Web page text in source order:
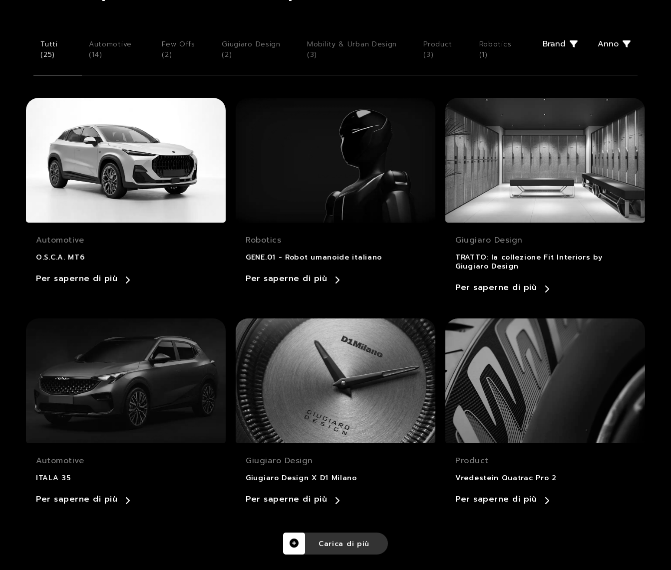
Tutti
(25)
Automotive
(14)
Few Offs
(2)
Giugiaro Design
(2)
Mobility & Urban Design
(3)
Product
(3)
Robotics
(1)
Brand Anno
Automotive
O.S.C.A. MT6
Per saperne di più
Robotics
GENE.01 - Robot umanoide italiano
Per saperne di più
Giugiaro Design
TRATTO: la collezione Fit Interiors by
Giugiaro Design
Per saperne di più
Automotive
ITALA 35
Per saperne di più
Giugiaro Design
Giugiaro Design X D1 Milano
Per saperne di più
Product
Vredestein Quatrac Pro 2
Per saperne di più
Carica di più